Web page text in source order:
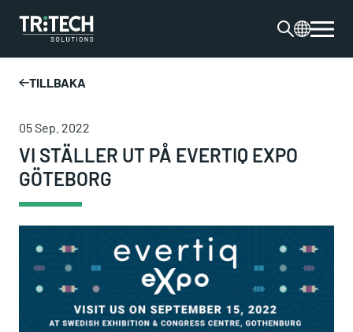
TILLBAKA
05 Sep. 2022
VI STÄLLER UT PÅ EVERTIQ EXPO
GÖTEBORG